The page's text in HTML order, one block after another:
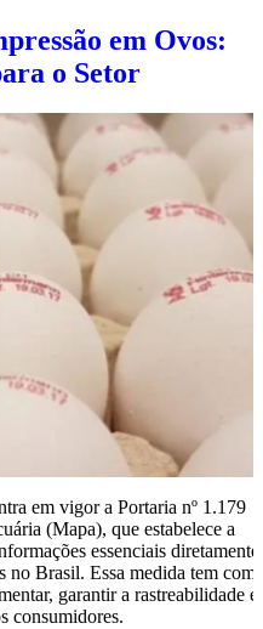
em Ovos:
o Setor
em vigor a Portaria nº 1.179
(Mapa), que estabelece a
essenciais diretamente
no Brasil. Essa medida tem
garantir a rastreabilidade e
consumidores.